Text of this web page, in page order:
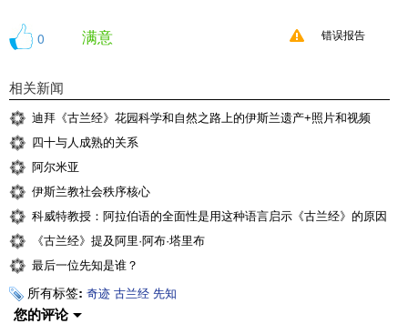
0 满意 错误报告
相关新闻
迪拜《古兰经》花园科学和自然之路上的伊斯兰遗产+照片和视频
四十与人成熟的关系
阿尔米亚
伊斯兰教社会秩序核心
科威特教授：阿拉伯语的全面性是用这种语言启示《古兰经》的原因
《古兰经》提及阿里·阿布·塔里布
最后一位先知是谁？
所有标签: 奇迹 古兰经 先知
您的评论